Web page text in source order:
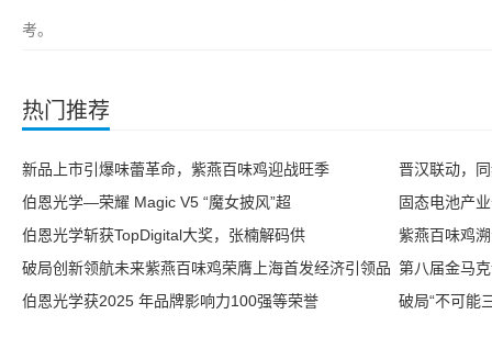
考。
热门推荐
新品上市引爆味蕾革命，紫燕百味鸡迎战旺季
晋汉联动，
伯恩光学—荣耀 Magic V5 “魔女披风”超
固态电池产
伯恩光学斩获TopDigital大奖，张楠解码供
紫燕百味鸡
破局创新领航未来紫燕百味鸡荣膺上海首发经济引领品 第八届金马
伯恩光学获2025 年品牌影响力100强等荣誉
破局“不可能